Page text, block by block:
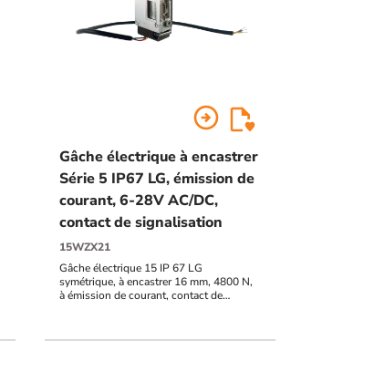
arrow_circle_right
Gâche électrique à encastrer
Série 5 IP67 LG, émission de
courant, 6-28V AC/DC,
contact de signalisation
15WZX21
Gâche électrique 15 IP 67 LG
symétrique, à encastrer 16 mm, 4800 N,
à émission de courant, contact de